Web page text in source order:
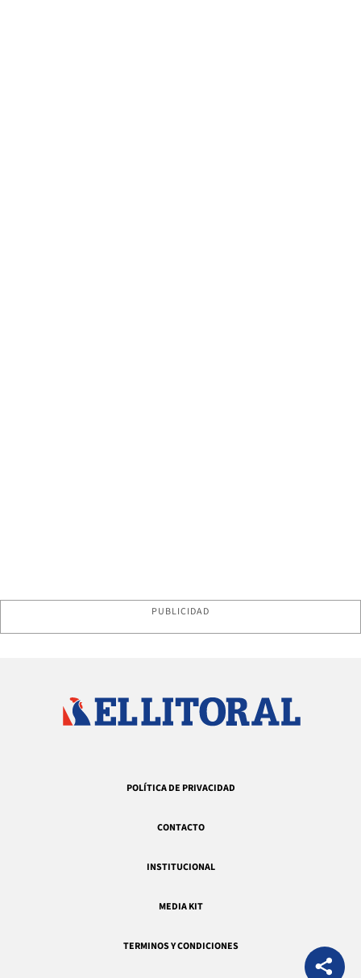
PUBLICIDAD
POLÍTICA DE PRIVACIDAD
CONTACTO
INSTITUCIONAL
MEDIA KIT
TERMINOS Y CONDICIONES